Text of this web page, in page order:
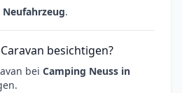
Neufahrzeug.
besichtigen?
bei Camping Neuss in